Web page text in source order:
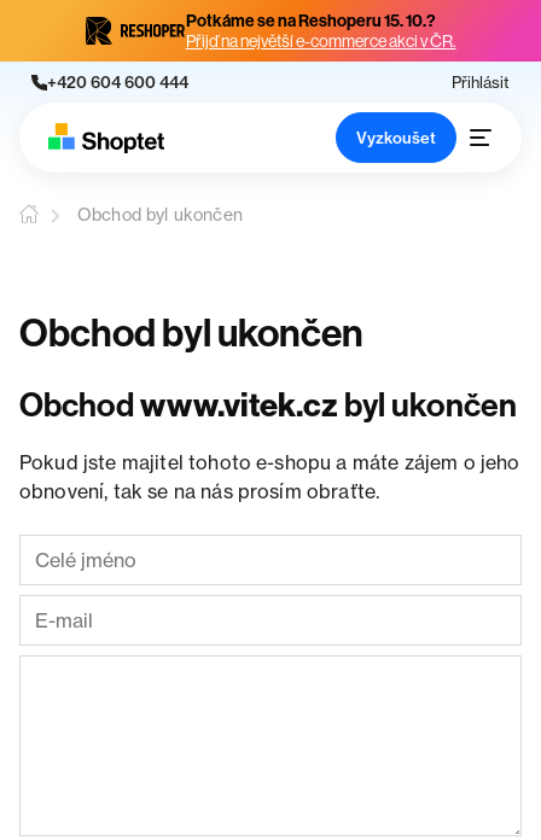
Potkáme se na Reshoperu 15. 10.?
Přijď na největší e-commerce akci v ČR.
+420 604 600 444 Přihlásit
Vyzkoušet
Obchod byl ukončen
Obchod byl ukončen
Obchodwww.vitek.cz byl ukončen
Pokud jste majitel tohoto e-shopu a máte zájem o jeho
obnovení, tak se na nás prosím obraťte.